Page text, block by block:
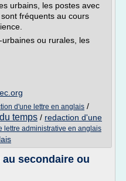
urbains, les postes avec
fréquents au cours
ou rurales, les
d'une lettre en anglais /
temps / redaction d'une
lettre administrative en anglais
secondaire ou